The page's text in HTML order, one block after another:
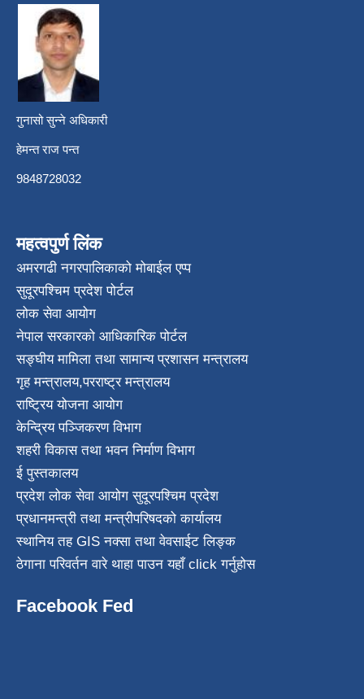
गुनासो सुन्ने अधिकारी
हेमन्त राज पन्त
9848728032
महत्वपुर्ण लिंक
अमरगढी नगरपालिकाको मोबाईल एप्प
सुदूरपश्चिम प्रदेश पोर्टल
लोक सेवा आयोग
नेपाल सरकारको आधिकारिक पोर्टल
सङ्घीय मामिला तथा सामान्य प्रशासन मन्त्रालय
गृह मन्त्रालय,परराष्ट्र मन्त्रालय
राष्ट्रिय योजना आयोग
केन्द्रिय पञ्जिकरण विभाग
शहरी विकास तथा भवन निर्माण विभाग
ई पुस्तकालय
प्रदेश लोक सेवा आयोग सुदूरपश्चिम प्रदेश
प्रधानमन्त्री तथा मन्त्रीपरिषदको कार्यालय
स्थानिय तह GIS नक्सा तथा वेवसाईट लिङ्क
ठेगाना परिवर्तन वारे थाहा पाउन यहाँ click गर्नुहोस
Facebook Fed